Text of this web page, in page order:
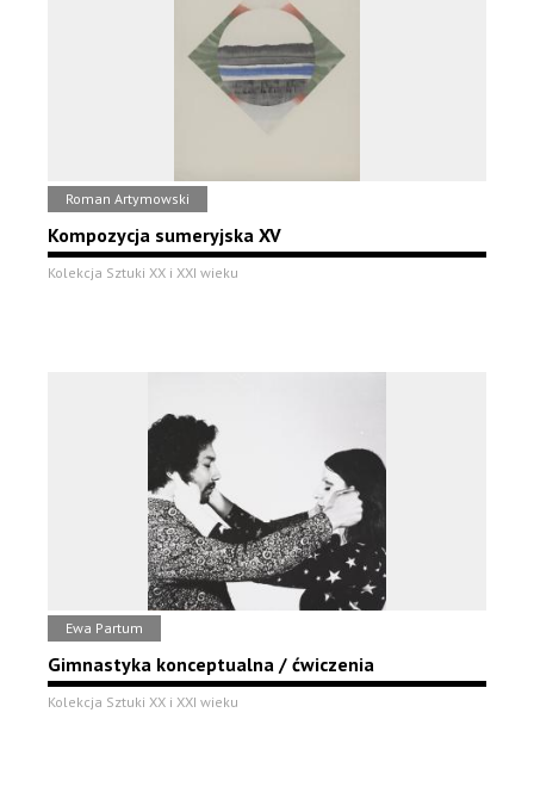
Roman Artymowski
Kompozycja sumeryjska XV
Kolekcja Sztuki XX i XXI wieku
Ewa Partum
Gimnastyka konceptualna / ćwiczenia
Kolekcja Sztuki XX i XXI wieku